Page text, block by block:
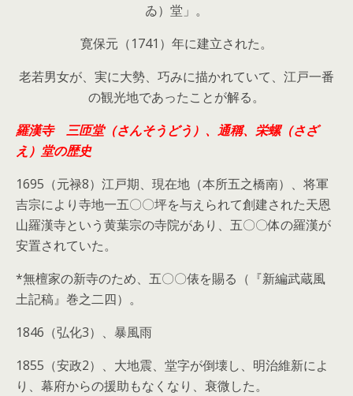
ゐ）堂」。
寛保元（1741）年に建立された。
老若男女が、実に大勢、巧みに描かれていて、江戸一番
の観光地であったことが解る。
羅漢寺 三匝堂（さんそうどう）、通稱、栄螺（さざ
え）堂の歴史
1695（元禄8）江戸期、現在地（本所五之橋南）、将軍
吉宗により寺地一五〇〇坪を与えられて創建された天恩
山羅漢寺という黄葉宗の寺院があり、五〇〇体の羅漢が
安置されていた。
*無檀家の新寺のため、五〇〇俵を賜る（『新編武蔵風
土記稿』巻之二四）。
1846（弘化3）、暴風雨
1855（安政2）、大地震、堂字が倒壊し、明治維新によ
り、幕府からの援助もなくなり、衰微した。